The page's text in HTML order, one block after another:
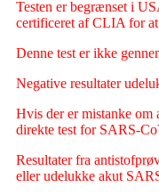
Testen er begrænset i
certificeret af CLIA for
Denne test er ikke
Negative resultater
Hvis der er mistanke om
direkte test for SARS-
Resultater fra
eller udelukke akut